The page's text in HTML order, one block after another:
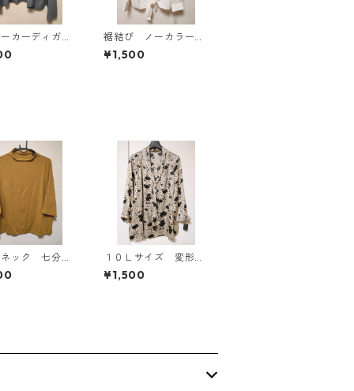
ーカーディガ
グレー K
裾結び ノーカラーブ
ラウス ３Ｌ アイボ
リー KAE-4813
¥1,500
ネック 七分袖
ソー ４Ｌ マ
ド KAE-4818
１０Ｌサイズ 変形ド
ット 花柄 ボウタイ
ブラウス オフホワイ
¥1,500